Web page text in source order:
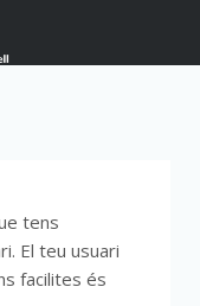
tens
El teu usuari
facilites és